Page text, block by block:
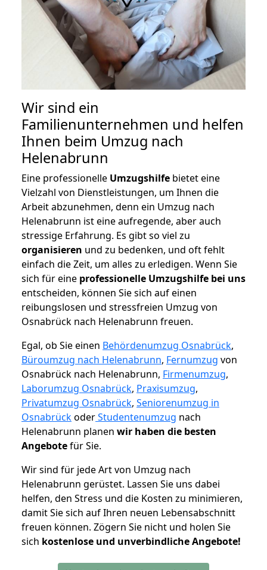
Wir sind ein
Familienunternehmen und helfen
Ihnen beim Umzug nach
Helenabrunn
Eine professionelle Umzugshilfe bietet eine
Vielzahl von Dienstleistungen, um Ihnen die
Arbeit abzunehmen, denn ein Umzug nach
Helenabrunn ist eine aufregende, aber auch
stressige Erfahrung. Es gibt so viel zu
organisieren und zu bedenken, und oft fehlt
einfach die Zeit, um alles zu erledigen. Wenn Sie
sich für eine professionelle Umzugshilfe bei uns
entscheiden, können Sie sich auf einen
reibungslosen und stressfreien Umzug von
Osnabrück nach Helenabrunn freuen.
Egal, ob Sie einen Behördenumzug Osnabrück,
Büroumzug nach Helenabrunn, Fernumzug von
Osnabrück nach Helenabrunn, Firmenumzug,
Laborumzug Osnabrück, Praxisumzug,
Privatumzug Osnabrück, Seniorenumzug in
OsnabrückoderStudentenumzug nach
Helenabrunn planen wir haben die besten
Angebotefür Sie.
Wir sind für jede Art von Umzug nach
Helenabrunn gerüstet. Lassen Sie uns dabei
helfen, den Stress und die Kosten zu minimieren,
damit Sie sich auf Ihren neuen Lebensabschnitt
freuen können. Zögern Sie nicht und holen Sie
sich kostenlose und unverbindliche Angebote!